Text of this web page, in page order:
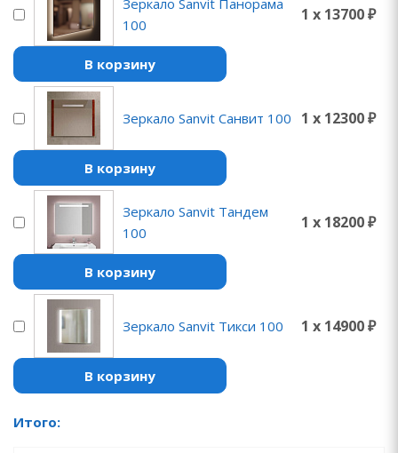
Зеркало Sanvit Панорама
100
1 x 13700 ₽
В корзину
Зеркало Sanvit Санвит 100 1 x 12300 ₽
В корзину
Зеркало Sanvit Тандем
100
1 x 18200 ₽
В корзину
Зеркало Sanvit Тикси 100 1 x 14900 ₽
В корзину
Итого: